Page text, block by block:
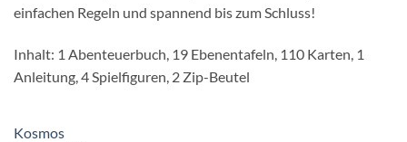
einfachen Regeln und spannend bis zum Schluss!
Inhalt: 1 Abenteuerbuch, 19 Ebenentafeln, 110 Karten, 1
Anleitung, 4 Spielfiguren, 2 Zip-Beutel
Kosmos